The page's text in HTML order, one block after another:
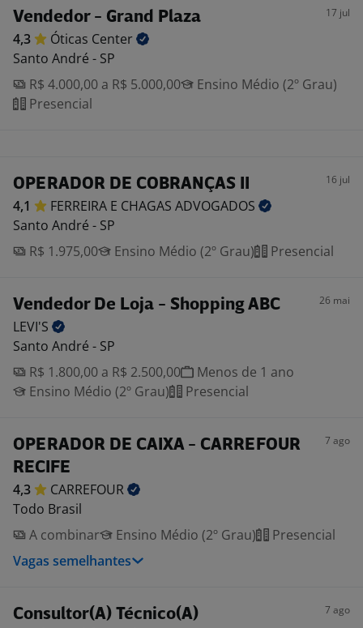
Vendedor - Grand Plaza 17 jul
4,3 Óticas Center
Santo André - SP
R$ 4.000,00 a R$ 5.000,00
Ensino Médio (2º Grau)
Presencial
OPERADOR DE COBRANÇAS II 16 jul
4,1 FERREIRA E CHAGAS ADVOGADOS
Santo André - SP
R$ 1.975,00
Ensino Médio (2º Grau) Presencial
Vendedor De Loja - Shopping ABC 26 mai
LEVI'S
Santo André - SP
R$ 1.800,00 a R$ 2.500,00
Menos de 1 ano
Ensino Médio (2º Grau)
Presencial
OPERADOR DE CAIXA - CARREFOUR
RECIFE
7 ago
4,3
CARREFOUR
Todo Brasil
A combinar
Ensino Médio (2º Grau)
Presencial
Vagas semelhantes
Consultor(A) Técnico(A)
7 ago